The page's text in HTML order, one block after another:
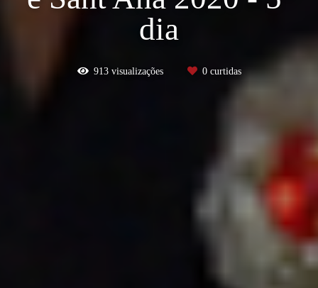
dia
913visualizações 0curtidas